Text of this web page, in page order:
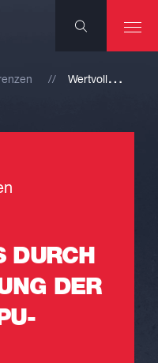
W
ertvolle Zeitersparnis durch Neuentwicklung der modularen FPU-Bauweise
DURCH
DER